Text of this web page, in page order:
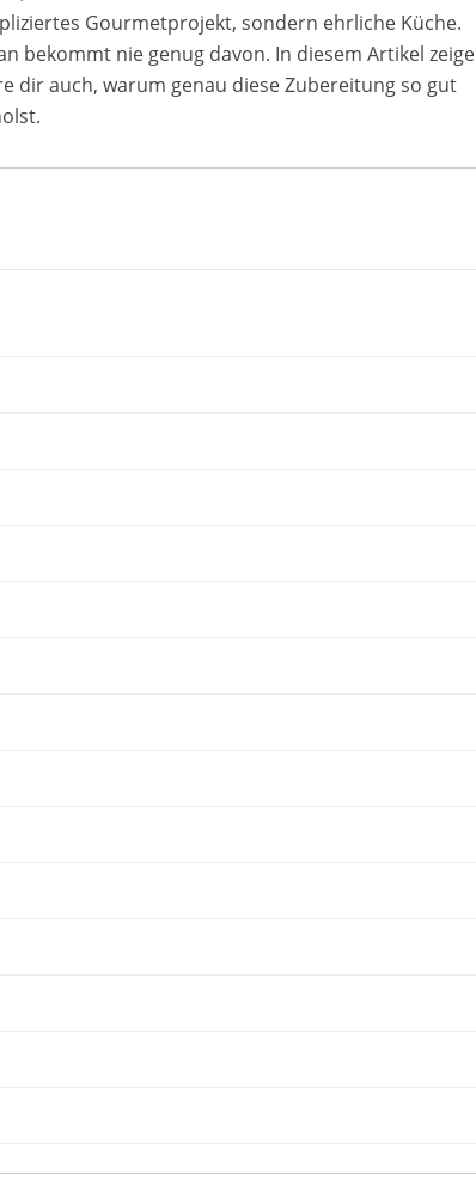
Gourmetprojekt, sondern ehrliche Küche.
bekommt nie genug davon. In diesem Artikel zeige
dir auch, warum genau diese Zubereitung so gut